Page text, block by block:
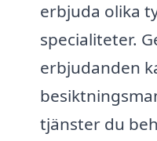
erbjuda olika
specialiteter.
erbjudanden
tjänster du